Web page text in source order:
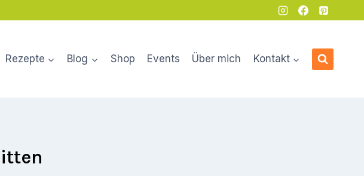
Rezepte Blog Shop Events Über mich Kontakt